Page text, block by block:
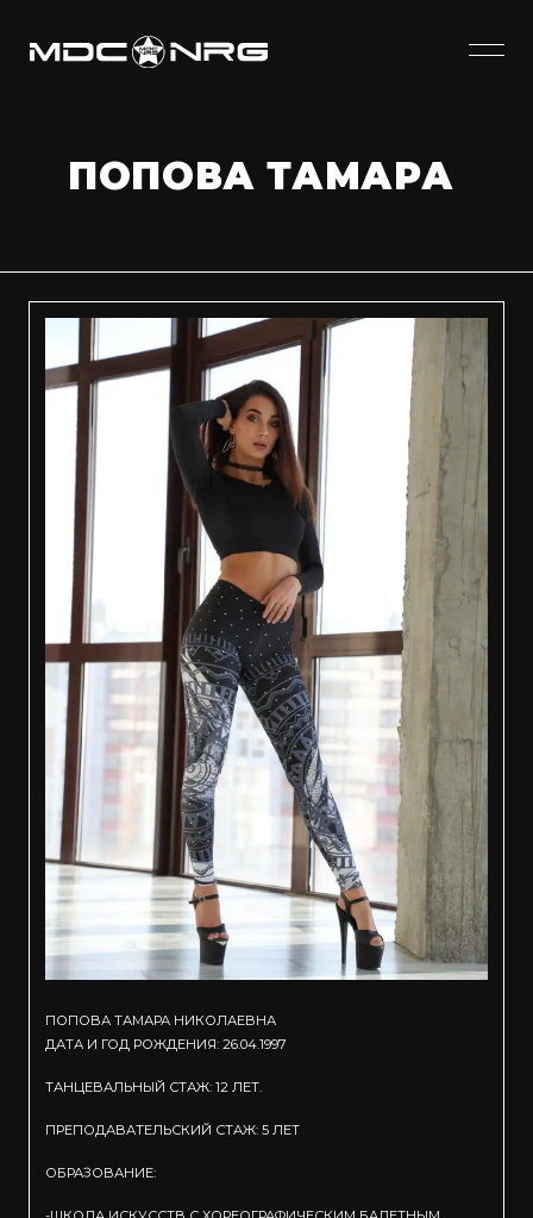
ПОПОВА ТАМАРА
ПОПОВА ТАМАРА НИКОЛАЕВНА
ДАТА И ГОД РОЖДЕНИЯ: 26.04.1997
ТАНЦЕВАЛЬНЫЙ СТАЖ: 12 ЛЕТ.
ПРЕПОДАВАТЕЛЬСКИЙ СТАЖ: 5 ЛЕТ
ОБРАЗОВАНИЕ: